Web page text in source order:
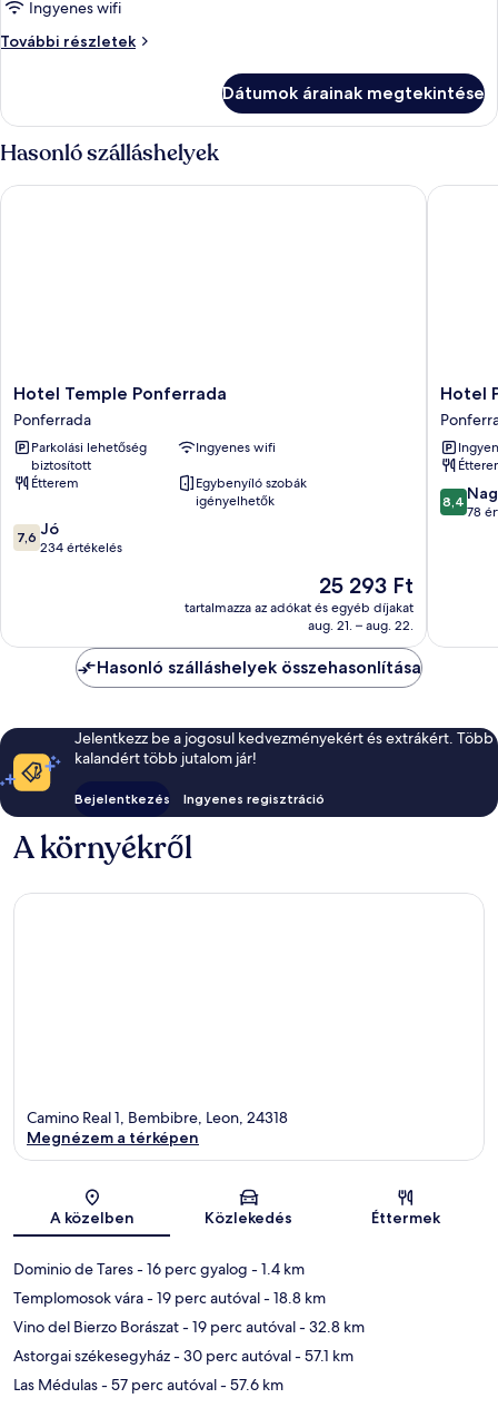
kétszemélyes
ággyal,
1
(nagyméretű)
franciaágy
Ingyenes wifi
További részletek
Szoba
queen
(nagyméretű)
franciaágy
további
részletei
Dátumok árainak megtekintése
Hasonló szálláshelyek
Hotel
Temple
Ponferrada
Ponferrada
Hotel Temple Ponferrada
Ponferrada
Parkolási lehetőség
biztosított
Ingyenes wifi
Étterem
Egybenyíló szobák
igényelhetők
7.6
ennyiből:
7,6 Jó
234 értékelés
Az
ár
25 293 Ft
25 293 Ft
tartalmazza az adókat és egyéb díjakat
aug. 21. – aug. 22.
Hotel Temple Ponferrada
Hotel
Plaza
Hotel
8.4
8,4
78
Hotel
Hasonló szálláshelyek összehasonlítása
Jelentkezz be a jogosul kedvezményekért és extrákért. Több
kalandért több jutalom jár!
Bejelentkezés Ingyenes regisztráció
A környékről
Térkép
Camino Real 1, Bembibre, Leon, 24318
Megnézem a térképen
A közelben Közlekedés Éttermek
Dominio de Tares- 16 perc gyalog - 1.4 km
Templomosok vára- 19 perc autóval- 18.8 km
Vino del Bierzo Borászat- 19 perc autóval- 32.8 km
Astorgai székesegyház- 30 perc autóval- 57.1 km
Las Médulas- 57 perc autóval- 57.6 km